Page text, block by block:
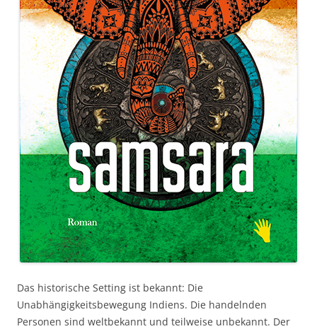
Das historische Setting ist bekannt: Die
Unabhängigkeitsbewegung Indiens. Die handelnden
Personen sind weltbekannt und teilweise unbekannt. Der